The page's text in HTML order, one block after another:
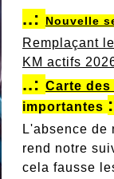
..: Nouvelle
Remplaçant
KM actifs
..: Carte des
importantes
L'absence de
rend notre
cela fausse